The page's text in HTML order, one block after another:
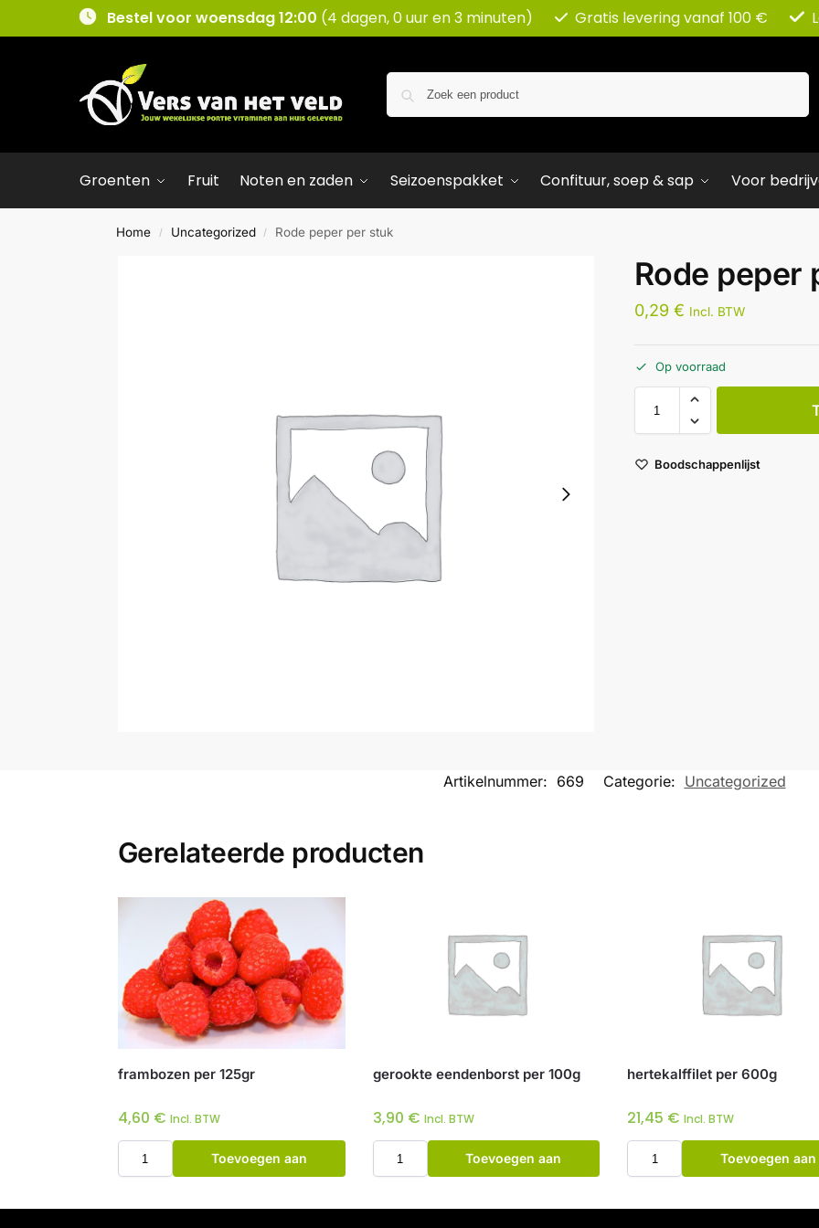
Bestel voor woensdag 12:00 (4 dagen, 0 uur en 3 minuten) Gratis levering vanaf 100 €
Groenten Fruit Noten en zaden Seizoenspakket Confituur, soep & sap Voor
Home / Uncategorized / Rode peper per stuk
Rode peper
0,29 € Incl. BTW
Op voorraad
Boodschappenlijst
Artikelnummer: 669 Categorie: Uncategorized
Gerelateerde producten
frambozen per 125gr
4,60 € Incl. BTW
Toevoegen aan
gerookte eendenborst per 100g
3,90 € Incl. BTW
Toevoegen aan
hertekalffilet per 600g
21,45 € Incl. BTW
Toevoegen aan